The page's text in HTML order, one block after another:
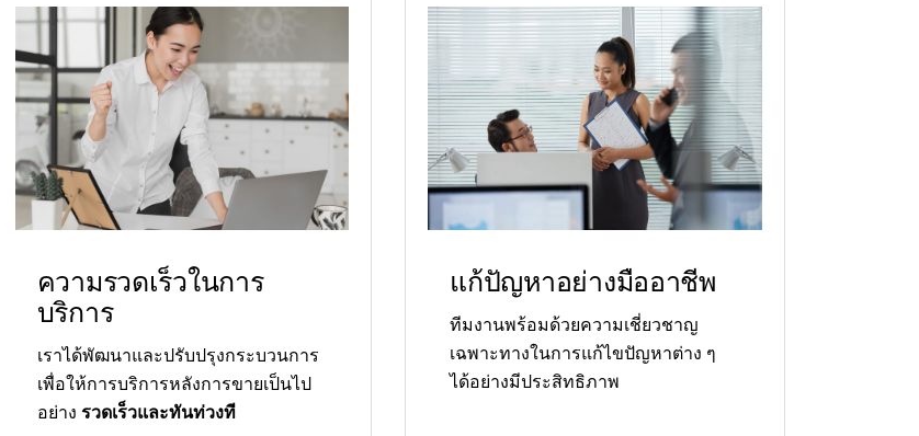
ความรวดเร็วในการ
บริการ
เราได้พัฒนาและปรับปรุงกระบวนการ
เพื่อให้การบริการหลังการขายเป็นไป
อย่าง รวดเร็วและทันท่วงที
แก้ปัญหาอย่างมืออาชีพ
ทีมงานพร้อมด้วยความเชี่ยวชาญ
เฉพาะทางในการแก้ไขปัญหาต่าง ๆ
ได้อย่างมีประสิทธิภาพ